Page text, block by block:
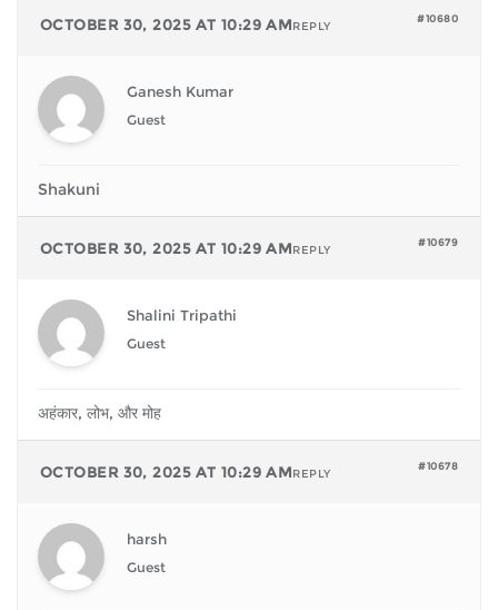
OCTOBER 30, 2025 AT 10:29 AM #10680
REPLY
Ganesh Kumar
Guest
Shakuni
OCTOBER 30, 2025 AT 10:29 AM #10679
REPLY
Shalini Tripathi
Guest
अहंकार, लोभ, और मोह
OCTOBER 30, 2025 AT 10:29 AM #10678
REPLY
harsh
Guest